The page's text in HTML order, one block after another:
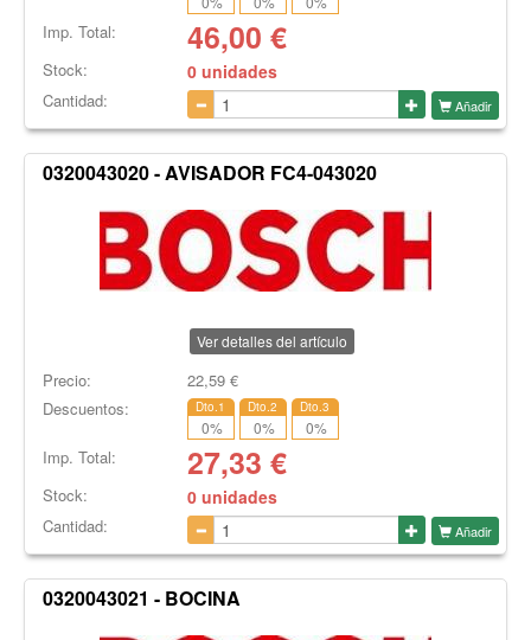
Imp. Total: 46,00 €
Stock: 0 unidades
Cantidad: Añadir
0320043020 - AVISADOR FC4-043020
Ver detalles del artículo
Precio: 22,59€
Descuentos:
Dto.1
0%
Dto.2
0%
Dto.3
0%
Imp. Total: 27,33 €
Stock: 0 unidades
Cantidad: Añadir
0320043021 - BOCINA